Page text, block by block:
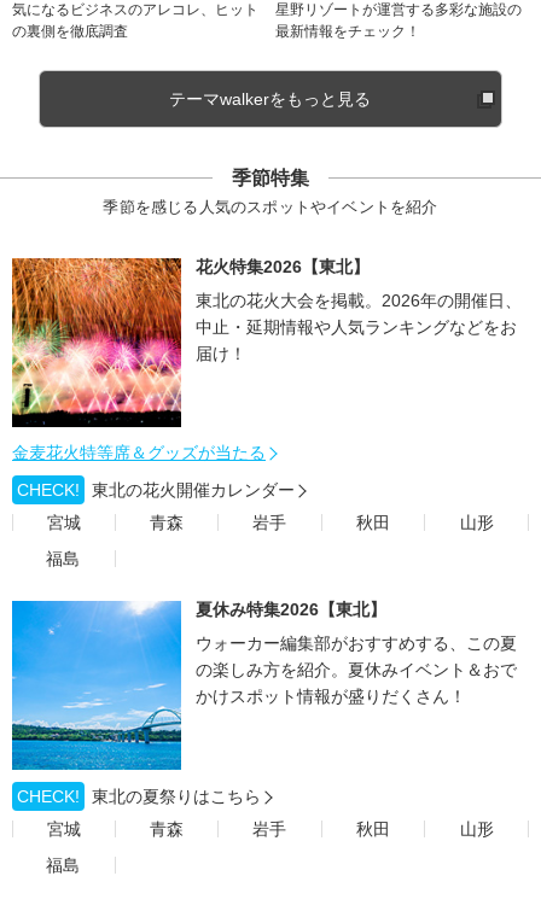
気になるビジネスのアレコレ、ヒット
の裏側を徹底調査
星野リゾートが運営する多彩な施設の
最新情報をチェック！
テーマwalkerをもっと見る
季節特集
季節を感じる人気のスポットやイベントを紹介
花火特集2026【東北】
東北の花火大会を掲載。2026年の開催日、
中止・延期情報や人気ランキングなどをお
届け！
金麦花火特等席＆グッズが当たる
CHECK!
東北の花火開催カレンダー
宮城
青森 岩手 秋田
山形
福島
夏休み特集2026【東北】
ウォーカー編集部がおすすめする、この夏
の楽しみ方を紹介。夏休みイベント＆おで
かけスポット情報が盛りだくさん！
CHECK!
東北の夏祭りはこちら
宮城
青森 岩手 秋田
山形
福島